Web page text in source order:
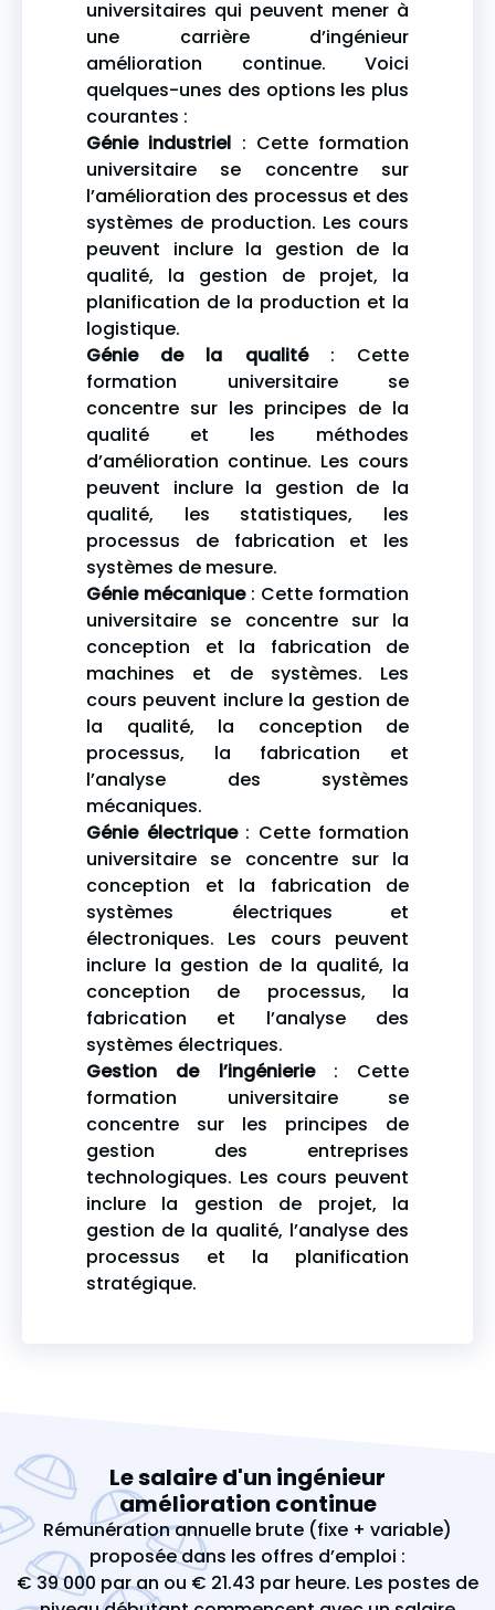
universitaires qui peuvent mener à
une carrière d’ingénieur
amélioration continue. Voici
quelques-unes des options les plus
courantes :
Génie industriel : Cette formation
universitaire se concentre sur
l’amélioration des processus et des
systèmes de production. Les cours
peuvent inclure la gestion de la
qualité, la gestion de projet, la
planification de la production et la
logistique.
Génie de la qualité: Cette
formation universitaire se
concentre sur les principes de la
qualité et les méthodes
d’amélioration continue. Les cours
peuvent inclure la gestion de la
qualité, les statistiques, les
processus de fabrication et les
systèmes de mesure.
Génie mécanique: Cette formation
universitaire se concentre sur la
conception et la fabrication de
machines et de systèmes. Les
cours peuvent inclure la gestion de
la qualité, la conception de
processus, la fabrication et
l’analyse des systèmes
mécaniques.
Génie électrique: Cette formation
universitaire se concentre sur la
conception et la fabrication de
systèmes électriques et
électroniques. Les cours peuvent
inclure la gestion de la qualité, la
conception de processus, la
fabrication et l’analyse des
systèmes électriques.
Gestion de l’ingénierie: Cette
formation universitaire se
concentre sur les principes de
gestion des entreprises
technologiques. Les cours peuvent
inclure la gestion de projet, la
gestion de la qualité, l’analyse des
processus et la planification
stratégique.
Le salaire d'un ingénieur
amélioration continue
Rémunération annuelle brute (fixe + variable)
proposée dans les offres d’emploi :
€ 39 000 par an ou € 21.43 par heure. Les postes de